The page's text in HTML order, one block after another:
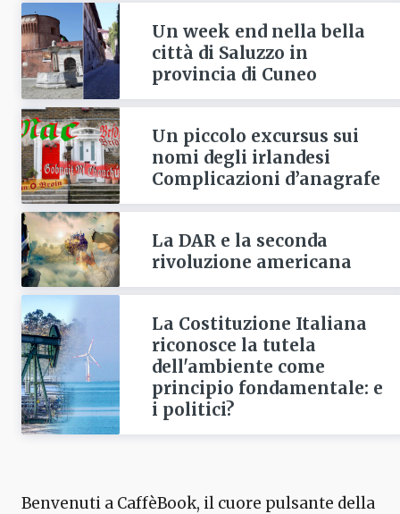
Un week end nella bella
città di Saluzzo in
provincia di Cuneo
Un piccolo excursus sui
nomi degli irlandesi
Complicazioni d’anagrafe
La DAR e la seconda
rivoluzione americana
La Costituzione Italiana
riconosce la tutela
dell'ambiente come
principio fondamentale: e
i politici?
Benvenuti a CaffèBook, il cuore pulsante della